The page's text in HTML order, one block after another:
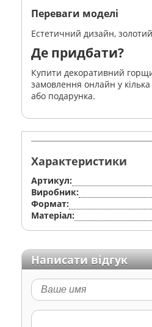
Переваги моделі
Естетичний дизайн,
Де придбати?
Купити декоративний
замовлення онлайн у
або подарунка.
Характеристики
Артикул:
Виробник:
Формат:
Матеріал:
Написати відгук